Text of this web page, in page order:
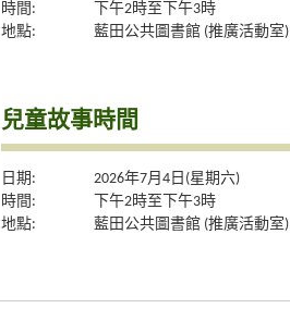
時間:
下午2時至下午3時
地點:
藍田公共圖書館 (推廣活動室)
兒童故事時間
日期:
2026年7月4日(星期六)
時間:
下午2時至下午3時
地點:
藍田公共圖書館 (推廣活動室)